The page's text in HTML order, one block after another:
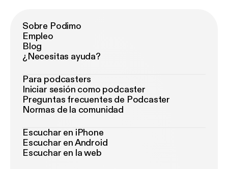
Sobre Podimo
Empleo
Blog
¿Necesitas ayuda?
Para podcasters
Iniciar sesión como podcaster
Preguntas frecuentes de Podcaster
Normas de la comunidad
Escuchar en iPhone
Escuchar en Android
Escuchar en la web